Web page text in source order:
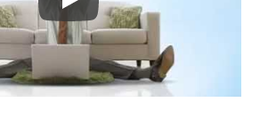
Cómo combinar archivos PDF sin